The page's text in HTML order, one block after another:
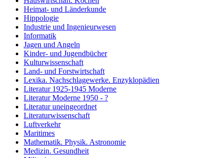
Heimat- und Länderkunde
Hippologie
Industrie und Ingenieurwesen
Informatik
Jagen und Angeln
Kinder- und Jugendbücher
Kulturwissenschaft
Land- und Forstwirtschaft
Lexika. Nachschlagewerke. Enzyklopädien
Literatur 1925-1945 Moderne
Literatur Moderne 1950 - ?
Literatur uneingeordnet
Literaturwissenschaft
Luftverkehr
Maritimes
Mathematik. Physik. Astronomie
Medizin. Gesundheit